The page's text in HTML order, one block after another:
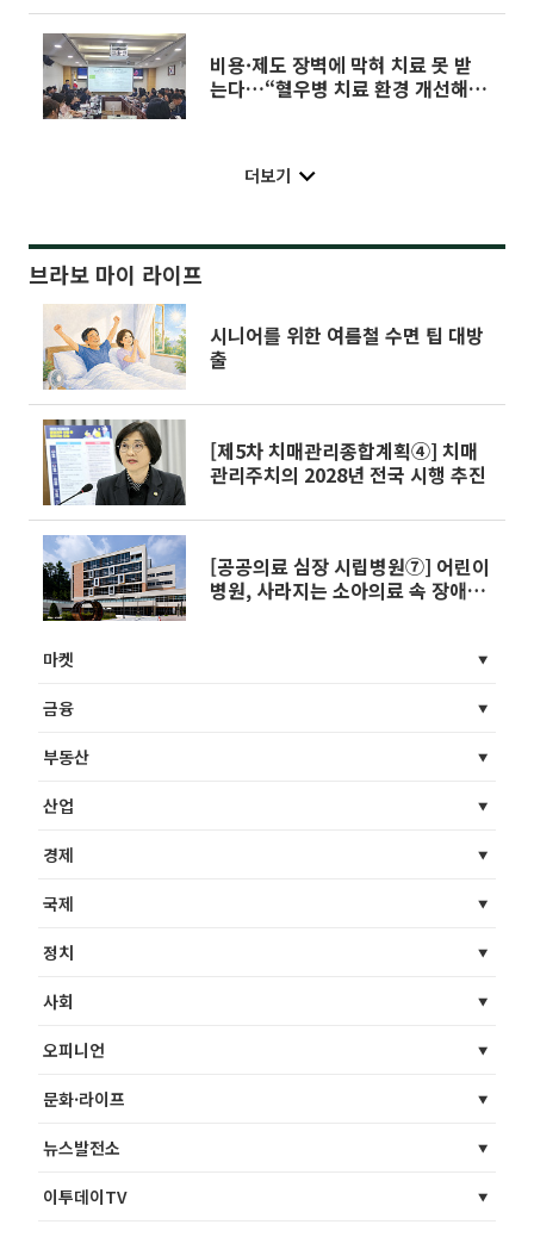
비용·제도 장벽에 막혀 치료 못 받
는다…“혈우병 치료 환경 개선해
더보기
브라보 마이 라이프
시니어를 위한 여름철 수면 팁 대방
출
[제5차 치매관리종합계획④] 치매
관리주치의 2028년 전국 시행 추진
[공공의료 심장 시립병원⑦] 어린이
병원, 사라지는 소아의료 속 장애아
마켓
금융
부동산
산업
경제
국제
정치
사회
오피니언
문화·라이프
뉴스발전소
이투데이TV